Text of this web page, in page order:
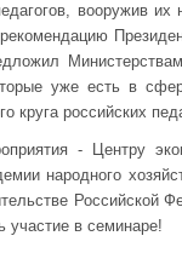
вооружив
уже есть в
круга российских
- Центру
народного
Российской
участие в семинаре!